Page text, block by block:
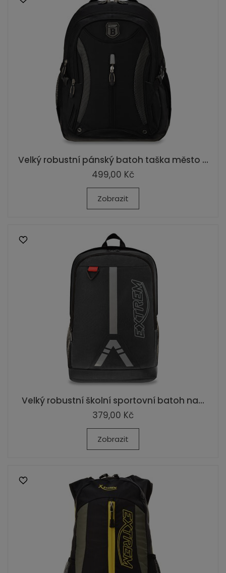
Velký robustní pánský batoh taška město ...
499,00 Kč
Zobrazit
Velký robustní školní sportovní batoh na...
379,00 Kč
Zobrazit